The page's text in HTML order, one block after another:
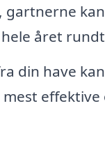
året
din have
effektive